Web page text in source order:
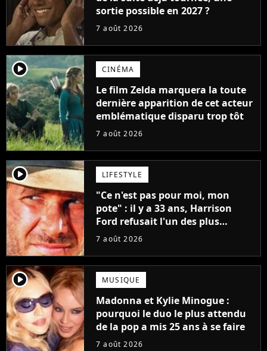
sortie possible en 2027 ?
7 août 2026
player2 CINÉMA
Le film Zelda marquera la toute
dernière apparition de cet acteur
emblématique disparu trop tôt
7 août 2026
player2 LIFESTYLE
"Ce n'est pas pour moi, mon
pote" : il y a 33 ans, Harrison
Ford refusait l'un des plus
grands succès de tous les temps
7 août 2026
player2 MUSIQUE
Madonna et Kylie Minogue :
pourquoi le duo le plus attendu
de la pop a mis 25 ans à se faire
7 août 2026